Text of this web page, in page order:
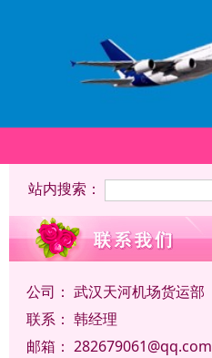
站内搜索：
公司： 武汉天河机场货运部
联系： 韩经理
邮箱： 282679061@qq.com